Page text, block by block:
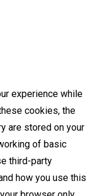
experience while
cookies, the
are stored on your
of basic
third-party
how you use this